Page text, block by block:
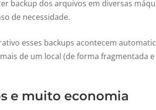
backup dos arquivos em diversas
de necessidade.
esses backups acontecem
de um local (de forma fragmentada
e muito economia